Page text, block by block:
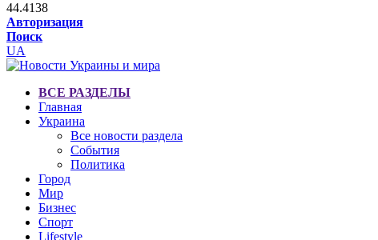
44.4138
Авторизация
Поиск
UA
ВСЕ РАЗДЕЛЫ
Главная
Украина
Все новости раздела
События
Политика
Город
Мир
Бизнес
Спорт
Lifestyle